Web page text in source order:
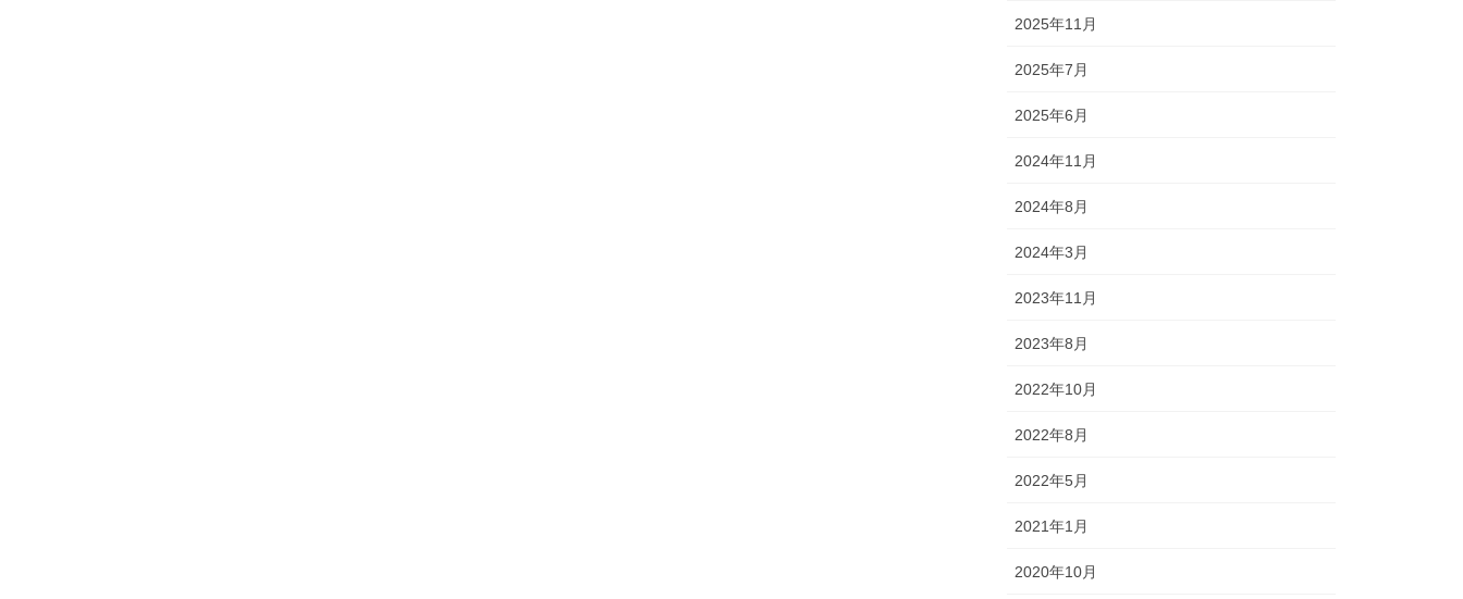
2025年11月
2025年7月
2025年6月
2024年11月
2024年8月
2024年3月
2023年11月
2023年8月
2022年10月
2022年8月
2022年5月
2021年1月
2020年10月